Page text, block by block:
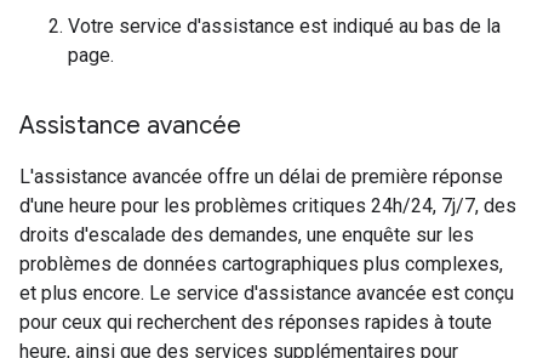
Votre service d'assistance est indiqué au bas de la
page.
Assistance avancée
L'assistance avancée offre un délai de première réponse
d'une heure pour les problèmes critiques 24h/24, 7j/7, des
droits d'escalade des demandes, une enquête sur les
problèmes de données cartographiques plus complexes,
et plus encore. Le service d'assistance avancée est conçu
pour ceux qui recherchent des réponses rapides à toute
heure, ainsi que des services supplémentaires pour